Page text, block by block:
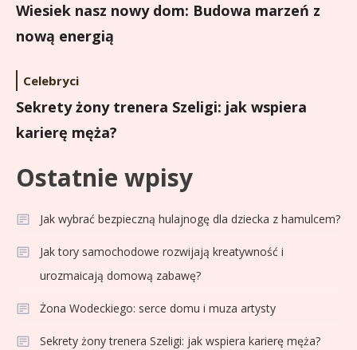
Wiesiek nasz nowy dom: Budowa marzeń z
nową energią
Celebryci
Sekrety żony trenera Szeligi: jak wspiera
karierę męża?
Ostatnie wpisy
Jak wybrać bezpieczną hulajnogę dla dziecka z hamulcem?
Jak tory samochodowe rozwijają kreatywność i
urozmaicają domową zabawę?
Żona Wodeckiego: serce domu i muza artysty
Sekrety żony trenera Szeligi: jak wspiera karierę męża?